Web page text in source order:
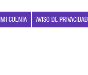
MI CUENTA AVISO DE PRIVACIDAD